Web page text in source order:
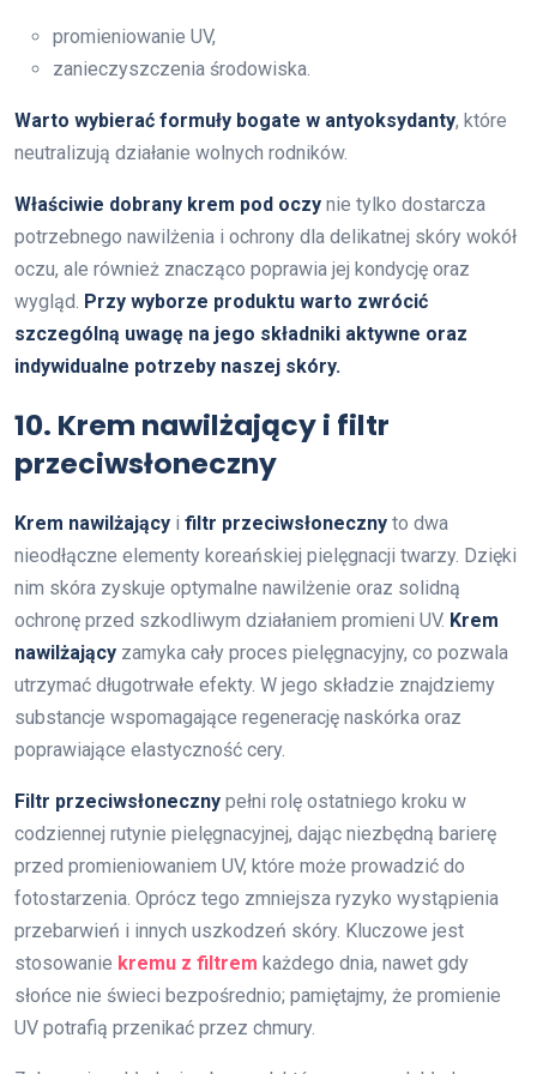
promieniowanie UV,
zanieczyszczenia środowiska.
Warto wybierać formuły bogate w antyoksydanty, które
neutralizują działanie wolnych rodników.
Właściwie dobrany krem pod oczy nie tylko dostarcza
potrzebnego nawilżenia i ochrony dla delikatnej skóry wokół
oczu, ale również znacząco poprawia jej kondycję oraz
wygląd. Przy wyborze produktu warto zwrócić
szczególną uwagę na jego składniki aktywne oraz
indywidualne potrzeby naszej skóry.
10. Krem nawilżający i filtr
przeciwsłoneczny
Krem nawilżający i filtr przeciwsłoneczny to dwa
nieodłączne elementy koreańskiej pielęgnacji twarzy. Dzięki
nim skóra zyskuje optymalne nawilżenie oraz solidną
ochronę przed szkodliwym działaniem promieni UV. Krem
nawilżający zamyka cały proces pielęgnacyjny, co pozwala
utrzymać długotrwałe efekty. W jego składzie znajdziemy
substancje wspomagające regenerację naskórka oraz
poprawiające elastyczność cery.
Filtr przeciwsłoneczny pełni rolę ostatniego kroku w
codziennej rutynie pielęgnacyjnej, dając niezbędną barierę
przed promieniowaniem UV, które może prowadzić do
fotostarzenia. Oprócz tego zmniejsza ryzyko wystąpienia
przebarwień i innych uszkodzeń skóry. Kluczowe jest
stosowanie kremu z filtrem każdego dnia, nawet gdy
słońce nie świeci bezpośrednio; pamiętajmy, że promienie
UV potrafią przenikać przez chmury.